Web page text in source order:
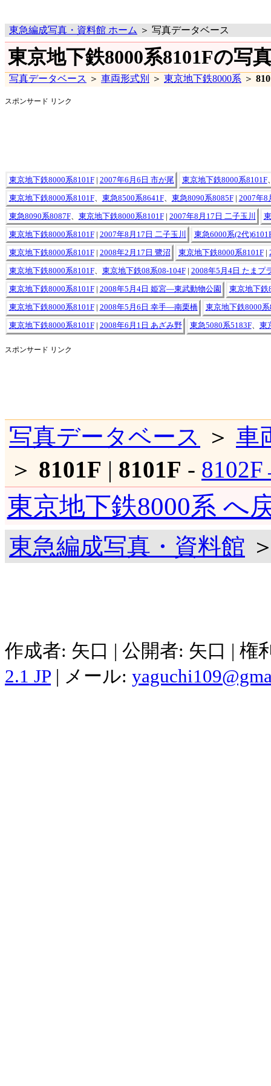
東急編成写真・資料館 ホーム ＞ 写真データベース
東京地下鉄8000系8101Fの写
写真データベース ＞ 車両形式別 ＞ 東京地下鉄8000系 ＞
スポンサード リンク
東京地下鉄8000系8101F| 2007年6月6日 市が尾 東京地下鉄8000系8101F
東京地下鉄8000系8101F、 東急8500系8641F、 東急8090系8085F| 2007年8
東急8090系8087F、 東京地下鉄8000系8101F| 2007年8月17日 二子玉川
東京地下鉄8000系8101F| 2007年8月17日 二子玉川 東急6000系(2代
東京地下鉄8000系8101F| 2008年2月17日 鷺沼 東京地下鉄8000系8101F|
東京地下鉄8000系8101F、 東京地下鉄08系08-104F| 2008年5月4日 たまプ
東京地下鉄8000系8101F| 2008年5月4日 姫宮―東武動物公園 東京地下鉄
東京地下鉄8000系8101F| 2008年5月6日 幸手―南栗橋 東京地下鉄8000系
東京地下鉄8000系8101F| 2008年6月1日 あざみ野 東急5080系5183F、 東
スポンサード リンク
写真データベース ＞ 車
＞ 8101F | 8101F -
東京地下鉄8000系 へ
東急編成写真・資料館
作成者: 矢口 | 公開者: 矢口 |
2.1 JP | メール: